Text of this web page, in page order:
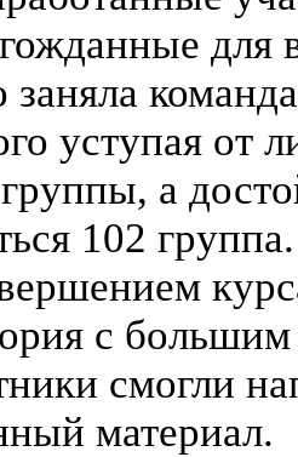
для
заняла
уступая от
а
102
с
смогли
материал.